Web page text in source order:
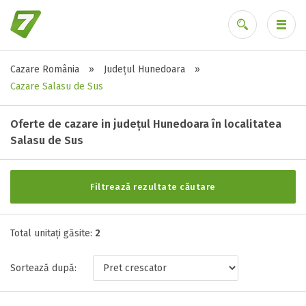
Cazare România » Județul Hunedoara
»
Cazare Salasu de Sus
Oferte de cazare in județul Hunedoara în localitatea
Salasu de Sus
Filtrează rezultate căutare
Alte tipuri de unități
Motel ( 1 )
Pensiune ( 1 )
Stele / margarete
Neclasificat
1 stea / margareta
2 stele / margarete
3 stele / margarete
4 stele / margarete
Total unitați găsite: 2
Sortează după: